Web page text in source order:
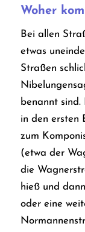
Woher
Bei allen
etwas
Straßen
benannt
in den ersten
zum
(etwa der
die
hieß und
oder eine